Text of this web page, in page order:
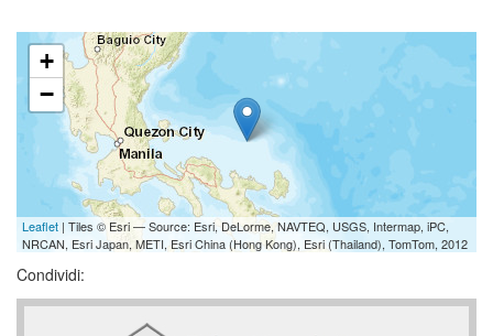
+
−
Leaflet | Tiles © Esri — Source: Esri, DeLorme, NAVTEQ, USGS, Intermap, iPC,
NRCAN, Esri Japan, METI, Esri China (Hong Kong), Esri (Thailand), TomTom, 2012
Condividi: